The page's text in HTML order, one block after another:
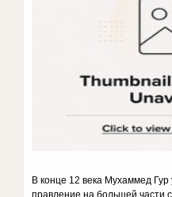
В конце 12 века Мухаммед Гур
правление на большей части